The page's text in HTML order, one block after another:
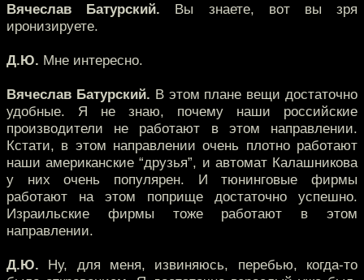
Вячеслав Батурский. Вы знаете, вот вы зря
иронизируете.
Д.Ю. Мне интересно.
Вячеслав Батурский. В этом плане вещи достаточно
удобные. Я не знаю, почему наши российские
производители не работают в этом направлении.
Кстати, в этом направлении очень плотно работают
наши американские “друзья”, и автомат Калашникова
у них очень популярен. И тюнинговые фирмы
работают на этом поприще достаточно успешно.
Израильские фирмы тоже работают в этом
направлении.
Д.Ю. Ну, для меня, извиняюсь, перебью, когда-то